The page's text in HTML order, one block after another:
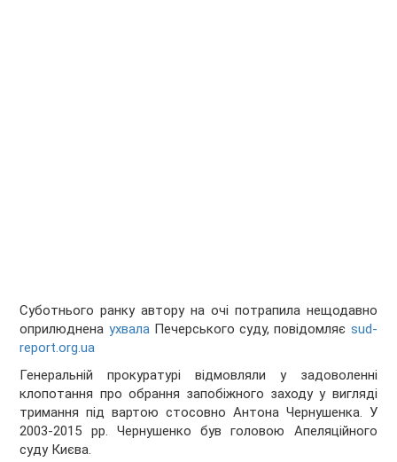
Суботнього ранку автору на очі потрапила нещодавно
оприлюднена ухвалаПечерського суду, повідомляє sud-
report.org.ua
Генеральній прокуратурі відмовляли у задоволенні
клопотання про обрання запобіжного заходу у вигляді
тримання під вартою стосовно Антона Чернушенка. У
2003-2015 рр. Чернушенко був головою Апеляційного
суду Києва.